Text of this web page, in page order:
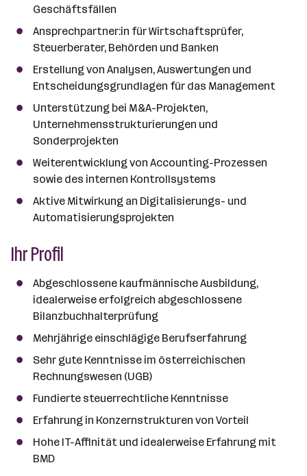
Geschäftsfällen
Ansprechpartner:in für Wirtschaftsprüfer,
Steuerberater, Behörden und Banken
Erstellung von Analysen, Auswertungen und
Entscheidungsgrundlagen für das Management
Unterstützung bei M&A-Projekten,
Unternehmensstrukturierungen und
Sonderprojekten
Weiterentwicklung von Accounting-Prozessen
sowie des internen Kontrollsystems
Aktive Mitwirkung an Digitalisierungs- und
Automatisierungsprojekten
Ihr Profil
Abgeschlossene kaufmännische Ausbildung,
idealerweise erfolgreich abgeschlossene
Bilanzbuchhalterprüfung
Mehrjährige einschlägige Berufserfahrung
Sehr gute Kenntnisse im österreichischen
Rechnungswesen (UGB)
Fundierte steuerrechtliche Kenntnisse
Erfahrung in Konzernstrukturen von Vorteil
Hohe IT-Affinität und idealerweise Erfahrung mit
BMD